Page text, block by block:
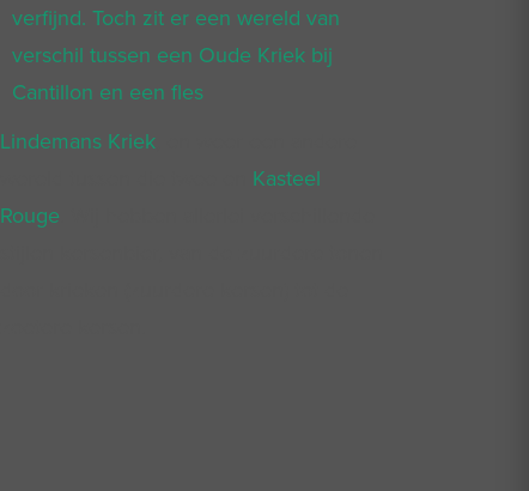
verfijnd. Toch zit er een wereld van
verschil tussen een Oude Kriek bij
Cantillon en een fles
Lindemans Kriek
Kasteel
Rouge